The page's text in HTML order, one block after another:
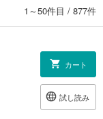
1～50件目 / 877件
カート
試し読み